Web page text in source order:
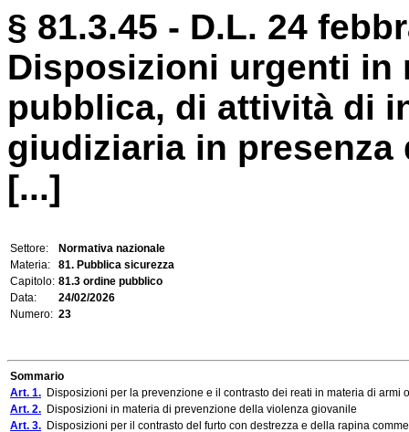
§ 81.3.45 - D.L. 24
Disposizioni urgenti in
pubblica, di attività di
giudiziaria in
[...]
Settore:
Normativa nazionale
Materia:
81. Pubblica sicurezza
Capitolo: 81.3 ordine pubblico
Data:
24/02/2026
Numero: 23
Sommario
Art. 1. Disposizioni per la prevenzione e il contrasto dei reati in materia di armi
Art. 2. Disposizioni in materia di prevenzione della violenza giovanile
Art. 3. Disposizioni per il contrasto del furto con destrezza e della rapina